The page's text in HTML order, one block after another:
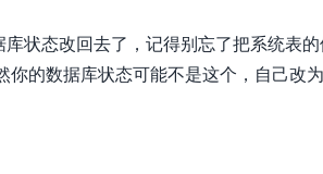
状态改回去了，记得别忘了把系统表
你的数据库状态可能不是这个，自己改